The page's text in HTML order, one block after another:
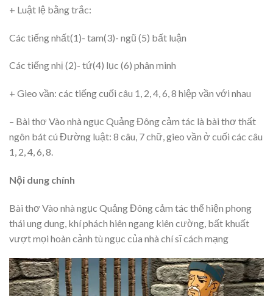
+ Luật lệ bằng trắc:
Các tiếng nhất(1)- tam(3)- ngũ (5) bất luận
Các tiếng nhị (2)- tứ(4) lục (6) phân minh
+ Gieo vần: các tiếng cuối câu 1, 2, 4, 6, 8 hiệp vần với nhau
– Bài thơ Vào nhà ngục Quảng Đông cảm tác là bài thơ thất
ngôn bát cú Đường luật: 8 câu, 7 chữ, gieo vần ở cuối các câu
1, 2, 4, 6, 8.
Nội dung chính
Bài thơ Vào nhà ngục Quảng Đông cảm tác thể hiện phong
thái ung dung, khí phách hiên ngang kiên cường, bất khuất
vượt mọi hoàn cảnh tù ngục của nhà chí sĩ cách mạng